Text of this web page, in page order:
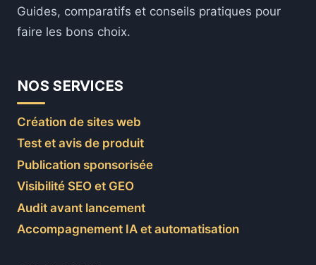
Guides, comparatifs et conseils pratiques pour
faire les bons choix.
NOS SERVICES
Création de sites web
Test et avis de produit
Publication sponsorisée
Visibilité SEO et GEO
Audit avant lancement
Accompagnement IA et automatisation